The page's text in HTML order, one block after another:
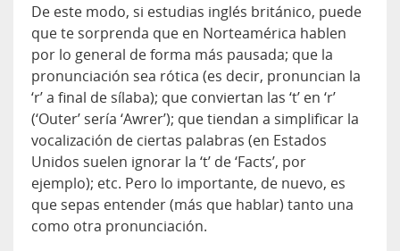
De este modo, si estudias inglés británico, puede
que te sorprenda que en Norteamérica hablen
por lo general de forma más pausada; que la
pronunciación sea rótica (es decir, pronuncian la
‘r’ a final de sílaba); que conviertan las ‘t’ en ‘r’
(‘Outer’ sería ‘Awrer’); que tiendan a simplificar la
vocalización de ciertas palabras (en Estados
Unidos suelen ignorar la ‘t’ de ‘Facts’, por
ejemplo); etc. Pero lo importante, de nuevo, es
que sepas entender (más que hablar) tanto una
como otra pronunciación.